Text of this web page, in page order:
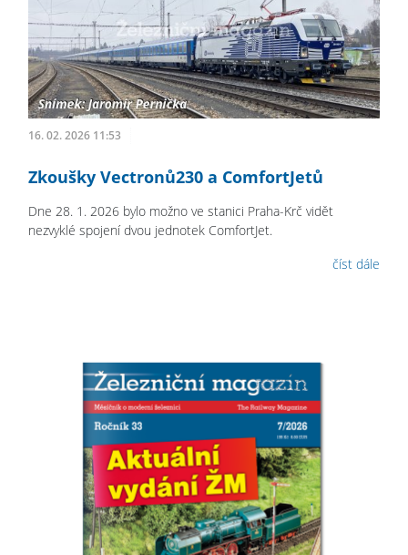
16. 02. 2026 11:53
Zkoušky Vectronů230 a ComfortJetů
Dne 28. 1. 2026 bylo možno ve stanici Praha-Krč vidět
nezvyklé spojení dvou jednotek ComfortJet.
číst dále